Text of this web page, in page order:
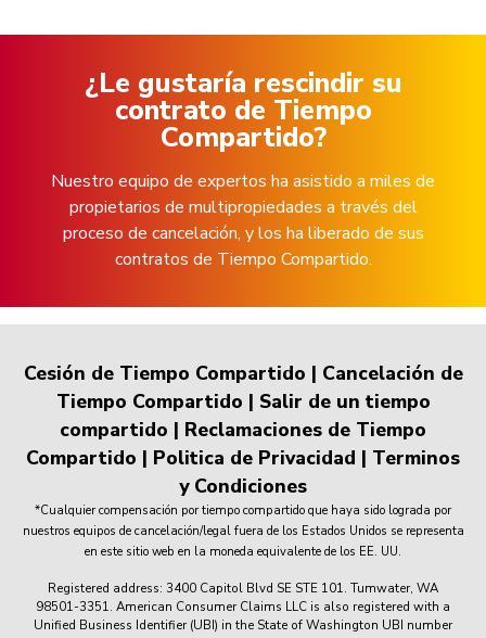
¿Le gustaría rescindir su
contrato de Tiempo
Compartido?
Nuestro equipo de expertos ha asistido a miles de
propietarios de multipropiedades a través del
proceso de cancelación, y los ha liberado de sus
contratos de Tiempo Compartido.
Cesión de Tiempo Compartido | Cancelación de
Tiempo Compartido | Salir de un tiempo
compartido | Reclamaciones de Tiempo
Compartido | Politica de Privacidad | Terminos
y Condiciones
*Cualquier compensación por tiempo compartido que haya sido lograda por
nuestros equipos de cancelación/legal fuera de los Estados Unidos se representa
en este sitio web en la moneda equivalente de los EE. UU.
Registered address: 3400 Capitol Blvd SE STE 101. Tumwater, WA
98501-3351. American Consumer Claims LLC is also registered with a
Unified Business Identifier (UBI) in the State of Washington UBI number